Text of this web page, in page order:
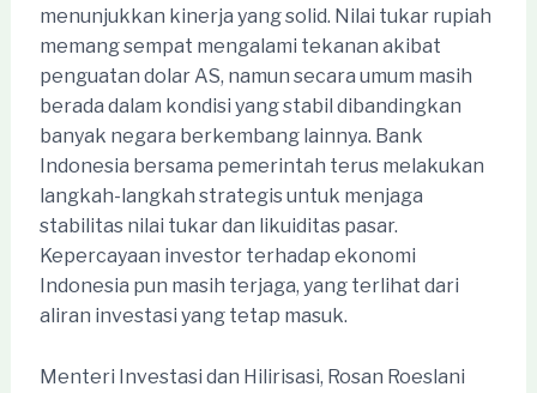
menunjukkan kinerja yang solid. Nilai tukar rupiah
memang sempat mengalami tekanan akibat
penguatan dolar AS, namun secara umum masih
berada dalam kondisi yang stabil dibandingkan
banyak negara berkembang lainnya. Bank
Indonesia bersama pemerintah terus melakukan
langkah-langkah strategis untuk menjaga
stabilitas nilai tukar dan likuiditas pasar.
Kepercayaan investor terhadap ekonomi
Indonesia pun masih terjaga, yang terlihat dari
aliran investasi yang tetap masuk.
Menteri Investasi dan Hilirisasi, Rosan Roeslani